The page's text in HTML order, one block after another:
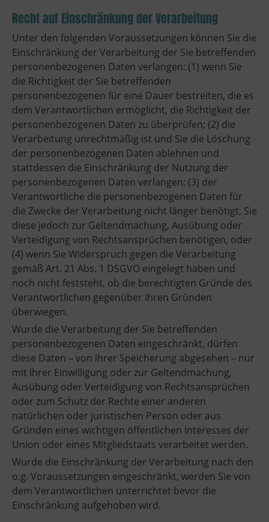
Recht auf Einschränkung der Verarbeitung
Unter den folgenden Voraussetzungen können Sie die
Einschränkung der Verarbeitung der Sie betreffenden
personenbezogenen Daten verlangen: (1) wenn Sie
die Richtigkeit der Sie betreffenden
personenbezogenen für eine Dauer bestreiten, die es
dem Verantwortlichen ermöglicht, die Richtigkeit der
personenbezogenen Daten zu überprüfen; (2) die
Verarbeitung unrechtmäßig ist und Sie die Löschung
der personenbezogenen Daten ablehnen und
stattdessen die Einschränkung der Nutzung der
personenbezogenen Daten verlangen; (3) der
Verantwortliche die personenbezogenen Daten für
die Zwecke der Verarbeitung nicht länger benötigt, Sie
diese jedoch zur Geltendmachung, Ausübung oder
Verteidigung von Rechtsansprüchen benötigen, oder
(4) wenn Sie Widerspruch gegen die Verarbeitung
gemäß Art. 21 Abs. 1 DSGVO eingelegt haben und
noch nicht feststeht, ob die berechtigten Gründe des
Verantwortlichen gegenüber Ihren Gründen
überwiegen.
Wurde die Verarbeitung der Sie betreffenden
personenbezogenen Daten eingeschränkt, dürfen
diese Daten – von ihrer Speicherung abgesehen – nur
mit Ihrer Einwilligung oder zur Geltendmachung,
Ausübung oder Verteidigung von Rechtsansprüchen
oder zum Schutz der Rechte einer anderen
natürlichen oder juristischen Person oder aus
Gründen eines wichtigen öffentlichen Interesses der
Union oder eines Mitgliedstaats verarbeitet werden.
Wurde die Einschränkung der Verarbeitung nach den
o.g. Voraussetzungen eingeschränkt, werden Sie von
dem Verantwortlichen unterrichtet bevor die
Einschränkung aufgehoben wird.